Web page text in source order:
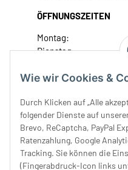
Wie wir Cookies &
Durch Klicken auf „Alle
folgender Dienste auf
Brevo, ReCaptcha, PayPal
Ratenzahlung, Google
Tracking. Sie können die
(Fingerabdruck-Icon links
ÖFFNUNGSZEITEN
Montag:
Dienstag:
Donnerstag:
Samstag:
Unser Service
Rechtliches